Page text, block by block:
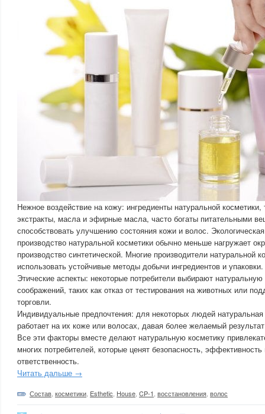
Нежное воздействие на кожу: ингредиенты натуральной косметики,
экстракты, масла и эфирные масла, часто богаты питательными
способствовать улучшению состояния кожи и волос.
производство натуральной косметики обычно меньше нагружает
производство синтетической. Многие производители натуральной
использовать устойчивые методы добычи ингредиентов и упаковки.
Этические аспекты: некоторые потребители выбирают натуральную
соображений, таких как отказ от тестирования на животных или
торговли.
Индивидуальные предпочтения: для некоторых людей
работает на их коже или волосах, давая более желаемый
Все эти факторы вместе делают натуральную косметику
многих потребителей, которые ценят безопасность,
ответственность.
Читать дальше →
Состав косметики Esthetic House CP-1 восстановления волос